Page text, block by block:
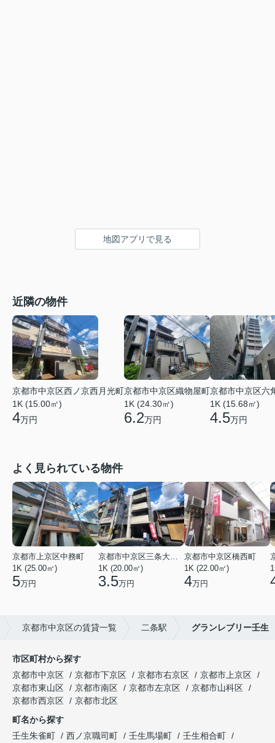
地図アプリで見る
近隣の物件
京都市中京区西ノ京西月光町
1K (15.00㎡)
4万円
京都市中京区織物屋町
1K (24.30㎡)
6.2万円
京都市中京区六
1K (15.68㎡)
4.5万円
よく見られている物件
京都市上京区中務町
1K (25.00㎡)
5万円
京都市中京区三条大宮町
1K (20.00㎡)
3.5万円
京都市中京区橋西町
1K (22.00㎡)
4万円
京都市中京区の賃貸一覧 二条駅 グランレブリー壬生
市区町村から探す
京都市中京区
京都市下京区 京都市右京区
京都市上京区
京都市東山区
京都市南区 京都市左京区
京都市山科区
京都市西京区
京都市北区
町名から探す
壬生朱雀町
西ノ京職司町 壬生馬場町
壬生相合町